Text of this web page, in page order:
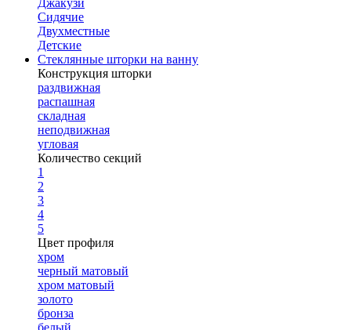
Джакузи
Сидячие
Двухместные
Детские
Стеклянные шторки на ванну
Конструкция шторки
раздвижная
распашная
складная
неподвижная
угловая
Количество секций
1
2
3
4
5
Цвет профиля
хром
черный матовый
хром матовый
золото
бронза
белый